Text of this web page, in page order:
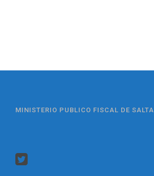
MINISTERIO PUBLICO FISCAL DE SALTA